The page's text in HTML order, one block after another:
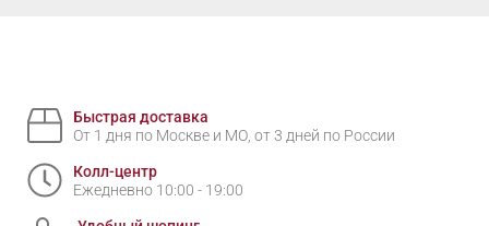
Быстрая доставка
От 1 дня по Москве и МО, от 3 дней по России
Колл-центр
Ежедневно 10:00 - 19:00